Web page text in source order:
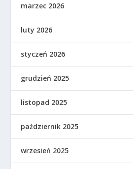
marzec 2026
luty 2026
styczeń 2026
grudzień 2025
listopad 2025
październik 2025
wrzesień 2025